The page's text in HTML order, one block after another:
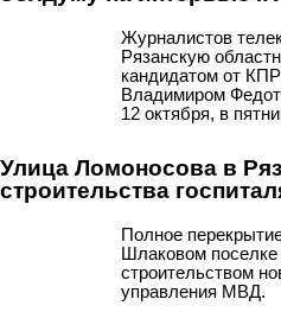
Журналистов
Рязанскую
кандидатом от
Владимиром
12 октября, в
Улица Ломоносова в
строительства
Полное
Шлаковом поселке
строительством
управления МВД.